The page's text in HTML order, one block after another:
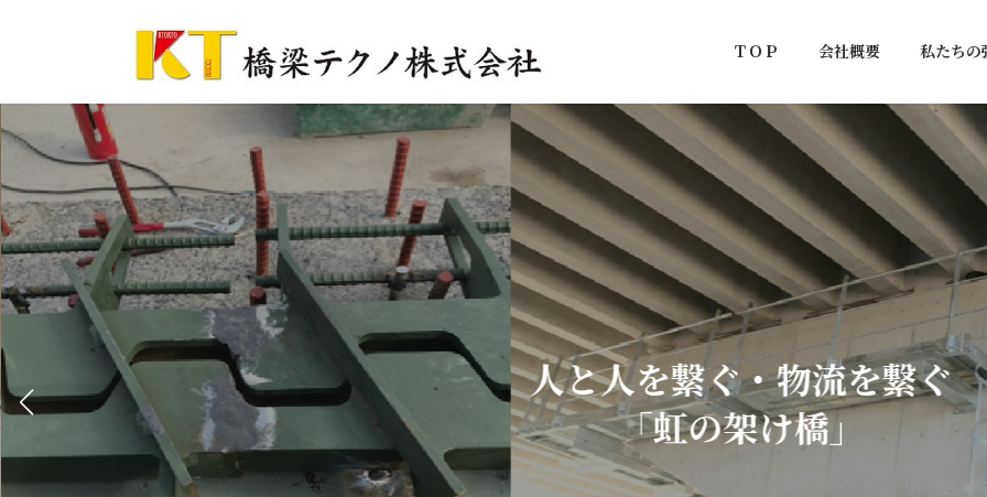
へ
キ
ッ
プ
ョ
に
移
動
ＴＯＰ 会社概要 私たちの
人と人を繋ぐ・物流を繋ぐ
「虹の架け橋」